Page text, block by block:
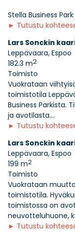
Stella Business
► Tutustu
Lars Sonckin
Leppävaara, Espoo
182.3 m2
Toimisto
Vuokrataan
toimistotila
Business Parkista.
ja avotilasta....
► Tutustu
Lars Sonckin
Leppävaara, Espoo
199 m2
Toimisto
Vuokrataan
toimistotila.
toimistossa on
neuvotteluhuone,
► Tutustu